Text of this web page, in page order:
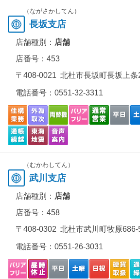
（ながさかしてん）
長坂支店
店舗種別： 店舗
店番号：453
〒408-0021 北杜市長坂町長坂上条
電話番号： 0551-32-3311
（むかわしてん）
武川支店
店舗種別： 店舗
店番号：458
〒408-0302 北杜市武川町牧原686-
電話番号： 0551-26-3031